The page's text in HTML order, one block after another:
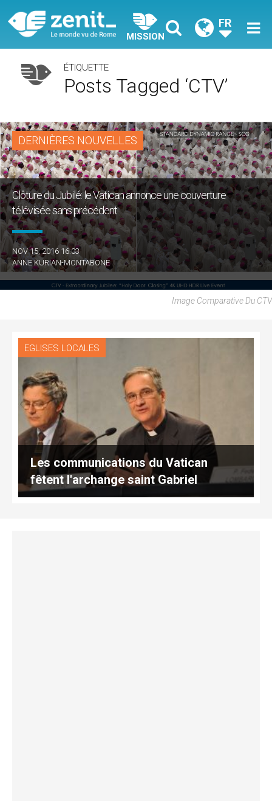
MISSION
FR
ÉTIQUETTE
Posts Tagged ‘CTV’
DERNIÈRES NOUVELLES
Clôture du Jubilé: le Vatican annonce une couverture
télévisée sans précédent
NOV 15, 2016 16:03
ANNE KURIAN-MONTABONE
Image Comparative Du CTV
EGLISES LOCALES
Les communications du Vatican
fêtent l'archange saint Gabriel